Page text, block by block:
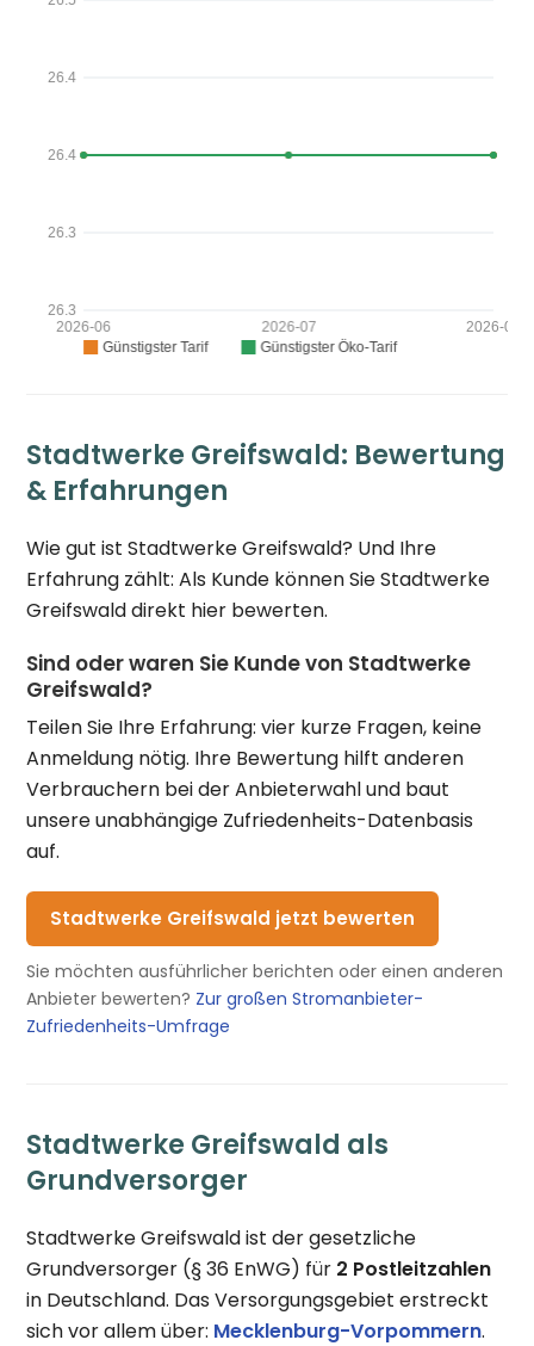
Stadtwerke Greifswald: Bewertung
& Erfahrungen
Wie gut ist Stadtwerke Greifswald? Und Ihre
Erfahrung zählt: Als Kunde können Sie Stadtwerke
Greifswald direkt hier bewerten.
Sind oder waren Sie Kunde von Stadtwerke
Greifswald?
Teilen Sie Ihre Erfahrung: vier kurze Fragen, keine
Anmeldung nötig. Ihre Bewertung hilft anderen
Verbrauchern bei der Anbieterwahl und baut
unsere unabhängige Zufriedenheits-Datenbasis
auf.
Stadtwerke Greifswald jetzt bewerten
Sie möchten ausführlicher berichten oder einen anderen
Anbieter bewerten? Zur großen Stromanbieter-
Zufriedenheits-Umfrage
Stadtwerke Greifswald als
Grundversorger
Stadtwerke Greifswald ist der gesetzliche
Grundversorger (§ 36 EnWG) für 2 Postleitzahlen
in Deutschland. Das Versorgungsgebiet erstreckt
sich vor allem über: Mecklenburg-Vorpommern.